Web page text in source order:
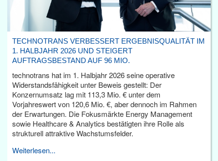
TECHNOTRANS VERBESSERT ERGEBNISQUALITÄT IM
1. HALBJAHR 2026 UND STEIGERT
AUFTRAGSBESTAND AUF 96 MIO.
technotrans hat im 1. Halbjahr 2026 seine operative
Widerstandsfähigkeit unter Beweis gestellt: Der
Konzernumsatz lag mit 113,3 Mio. € unter dem
Vorjahreswert von 120,6 Mio. €, aber dennoch im Rahmen
der Erwartungen. Die Fokusmärkte Energy Management
sowie Healthcare & Analytics bestätigten ihre Rolle als
strukturell attraktive Wachstumsfelder.
Weiterlesen...